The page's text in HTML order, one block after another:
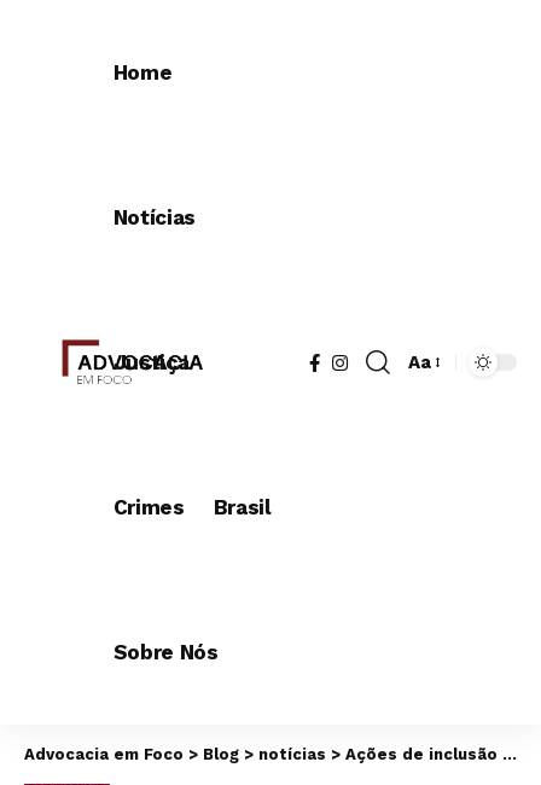
Home
Notícias
Justiça
Crimes Brasil
Sobre Nós
Aa
Advocacia em Foco > Blog > notícias > Ações de inclusão ganham força quando saúde, atendimento e comunidade trabalham juntas